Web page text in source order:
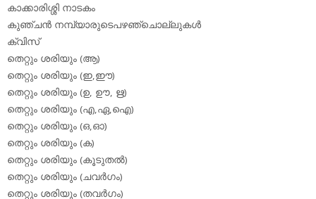
കാക്കാരിശ്ശി നാടകം
കുഞ്ചന്‍ നമ്പ്യാരുടെപഴഞ്ചൊല്ലുകള്‍
ക്വിസ്
തെറ്റും ശരിയും (ആ)
തെറ്റും ശരിയും (ഇ,ഈ)
തെറ്റും ശരിയും (ഉ, ഊ, ഋ)
തെറ്റും ശരിയും (എ,ഏ,ഐ)
തെറ്റും ശരിയും (ഒ,ഓ)
തെറ്റും ശരിയും (ക)
തെറ്റും ശരിയും (കൂടുതല്‍)
തെറ്റും ശരിയും (ചവര്‍ഗം)
തെറ്റും ശരിയും (തവര്‍ഗം)